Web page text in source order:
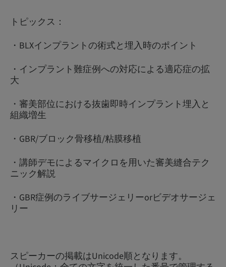
トピックス：
・BLXインプラントの術式と埋入時のポイント
・インプラント難症例への対応による適応症の拡
大
・審美部位における抜歯即時インプラント埋入と
組織増生
・GBR/ブロック骨移植/粘膜移植
・講師デモによるマイクロを用いた審美縫合テク
ニック解説
・GBR症例のライブサージェリーorビデオサージェ
リー
スピーカーの掲載はUnicode順となります。